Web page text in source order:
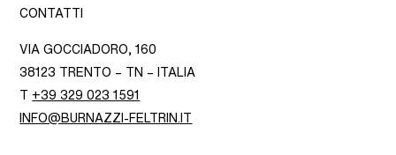
CONTATTI
VIA GOCCIADORO, 160
38123 TRENTO – TN – ITALIA
T +39 329 023 1591
INFO@BURNAZZI-FELTRIN.IT